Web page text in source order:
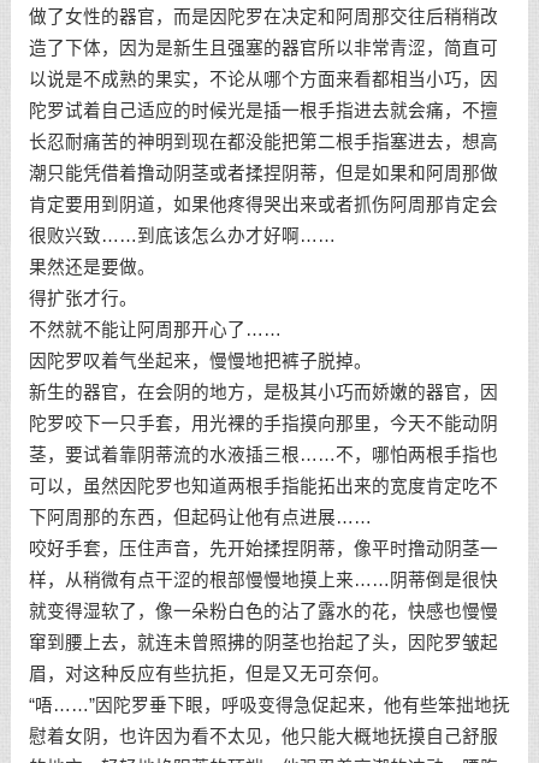
做了女性的器官，而是因陀罗在决定和阿周那交往后稍稍改
造了下体，因为是新生且强塞的器官所以非常青涩，简直可
以说是不成熟的果实，不论从哪个方面来看都相当小巧，因
陀罗试着自己适应的时候光是插一根手指进去就会痛，不擅
长忍耐痛苦的神明到现在都没能把第二根手指塞进去，想高
潮只能凭借着撸动阴茎或者揉捏阴蒂，但是如果和阿周那做
肯定要用到阴道，如果他疼得哭出来或者抓伤阿周那肯定会
很败兴致……到底该怎么办才好啊……
果然还是要做。
得扩张才行。
不然就不能让阿周那开心了……
因陀罗叹着气坐起来，慢慢地把裤子脱掉。
新生的器官，在会阴的地方，是极其小巧而娇嫩的器官，因
陀罗咬下一只手套，用光裸的手指摸向那里，今天不能动阴
茎，要试着靠阴蒂流的水液插三根……不，哪怕两根手指也
可以，虽然因陀罗也知道两根手指能拓出来的宽度肯定吃不
下阿周那的东西，但起码让他有点进展……
咬好手套，压住声音，先开始揉捏阴蒂，像平时撸动阴茎一
样，从稍微有点干涩的根部慢慢地摸上来……阴蒂倒是很快
就变得湿软了，像一朵粉白色的沾了露水的花，快感也慢慢
窜到腰上去，就连未曾照拂的阴茎也抬起了头，因陀罗皱起
眉，对这种反应有些抗拒，但是又无可奈何。
“唔……”因陀罗垂下眼，呼吸变得急促起来，他有些笨拙地抚
慰着女阴，也许因为看不太见，他只能大概地抚摸自己舒服